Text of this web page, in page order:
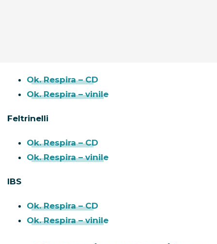
Ok. Respira – CD
Ok. Respira – vinile
Feltrinelli
Ok. Respira – CD
Ok. Respira – vinile
IBS
Ok. Respira – CD
Ok. Respira – vinile